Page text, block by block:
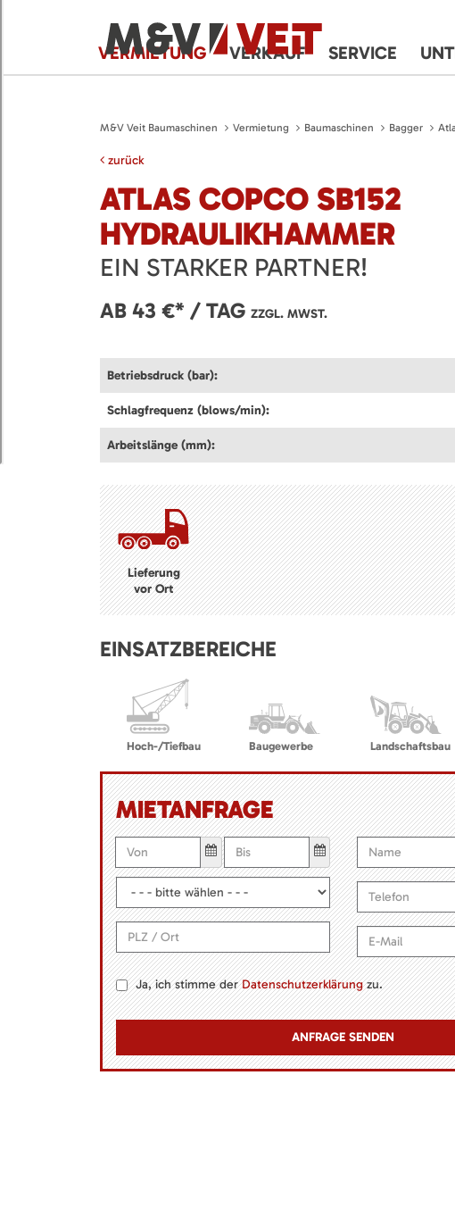
VERMIETUNG VERKAUF SERVICE
M&V Veit Baumaschinen Vermietung Baumaschinen Bagger
zurück
ATLAS COPCO SB152
HYDRAULIKHAMMER
EIN STARKER PARTNER!
AB 43 €* / TAG ZZGL. MWST.
Betriebsdruck (bar):
Schlagfrequenz (blows/min):
Arbeitslänge (mm):
Lieferung
vor Ort
EINSATZBEREICHE
Hoch-/Tiefbau Baugewerbe Landschaftsbau
MIETANFRAGE
Ja, ich stimme derDatenschutzerklärungzu.